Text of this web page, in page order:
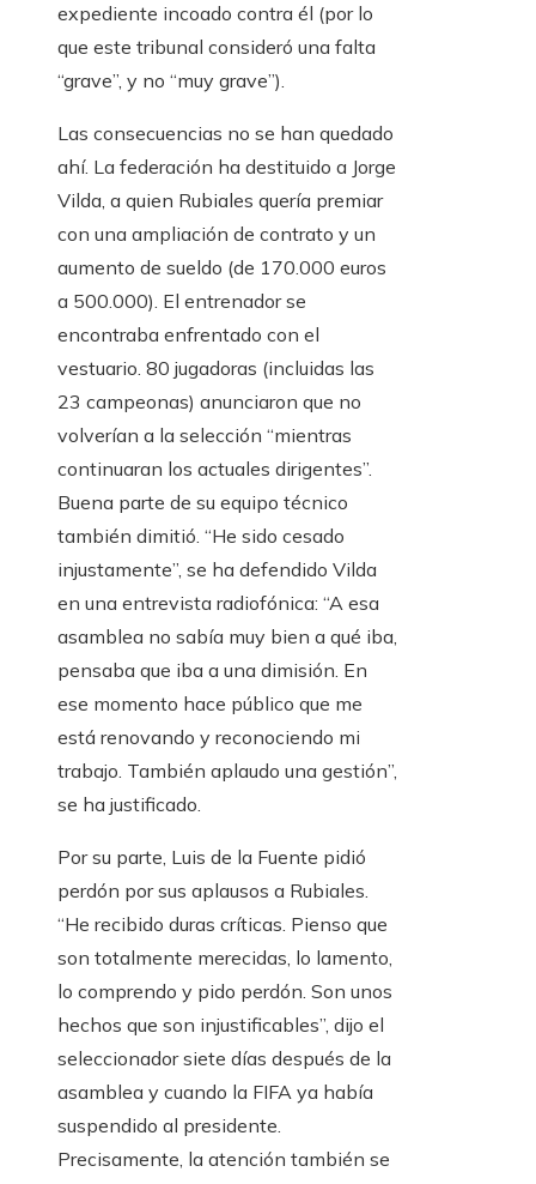
expediente incoado contra él (por lo
que este tribunal consideró una falta
“grave”, y no “muy grave”).
Las consecuencias no se han quedado
ahí. La federación ha destituido a Jorge
Vilda, a quien Rubiales quería premiar
con una ampliación de contrato y un
aumento de sueldo (de 170.000 euros
a 500.000). El entrenador se
encontraba enfrentado con el
vestuario. 80 jugadoras (incluidas las
23 campeonas) anunciaron que no
volverían a la selección “mientras
continuaran los actuales dirigentes”.
Buena parte de su equipo técnico
también dimitió. “He sido cesado
injustamente”, se ha defendido Vilda
en una entrevista radiofónica: “A esa
asamblea no sabía muy bien a qué iba,
pensaba que iba a una dimisión. En
ese momento hace público que me
está renovando y reconociendo mi
trabajo. También aplaudo una gestión”,
se ha justificado.
Por su parte, Luis de la Fuente pidió
perdón por sus aplausos a Rubiales.
“He recibido duras críticas. Pienso que
son totalmente merecidas, lo lamento,
lo comprendo y pido perdón. Son unos
hechos que son injustificables”, dijo el
seleccionador siete días después de la
asamblea y cuando la FIFA ya había
suspendido al presidente.
Precisamente, la atención también se